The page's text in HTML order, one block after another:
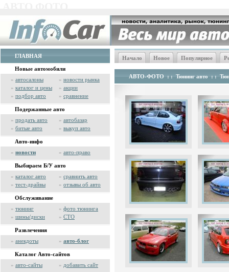
ГЛАВНАЯ
Новые автомобили
» автосалоны » новости рынка
» каталог и цены » акции
» подбор авто » сравнение
Подержанные авто
» продать авто » автобазар
» битые авто » выкуп авто
Авто-инфо
» новости » авто-право
Выбираем Б/У авто
» каталог авто » сравнить авто
» тест-драйвы » отзывы об авто
Обслуживание
» тюнинг » фото тюнинга
» шины/диски » СТО
Развлечения
» анекдоты » авто-блог
Каталог Авто-сайтов
» авто-сайты » добавить сайт
Начало Новое Популярное
АВТО-ФОТО : : Тюнинг авто : :